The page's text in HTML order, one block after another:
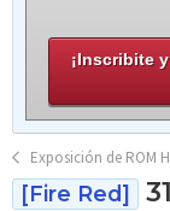
¡Inscribite
Exposición de ROM
[Fire Red]